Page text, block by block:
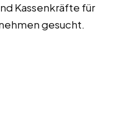
Kassenkräfte für
gesucht.